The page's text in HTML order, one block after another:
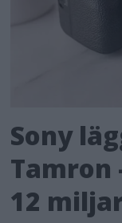
Sony
Tamron
12